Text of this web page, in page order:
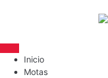
Inicio
Motas